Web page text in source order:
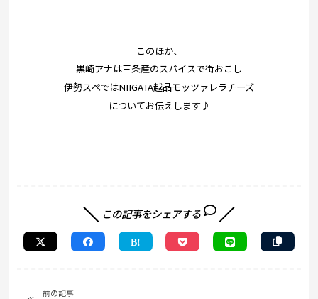
このほか、
黒崎アナは三条産のスパイスで街おこし
伊勢スぺではNIIGATA越品モッツァレラチーズ
についてお伝えします♪
この記事をシェアする
前の記事